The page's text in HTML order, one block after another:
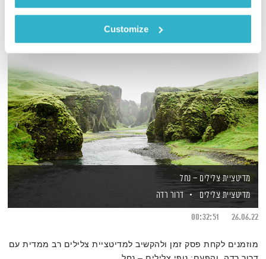
Customize
מדיטציית צלילים – נחל
מדיטציית צלילים
דרור רדה
26.06.22
00:32:51
מוזמנים לקחת פסק זמן ולהקשיב למדיטציית צלילים רב ממדית עם